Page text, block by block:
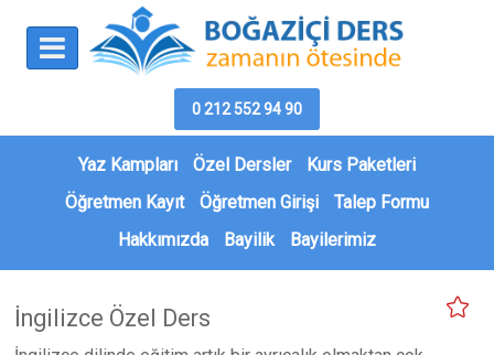
0 212 552 94 90
Yaz Kampları Özel Dersler
Kurs Paketleri
Öğretmen Kayıt
Öğretmen Girişi
Talep Formu
Hakkımızda
Bayilik Bayilerimiz
İngilizce Özel Ders